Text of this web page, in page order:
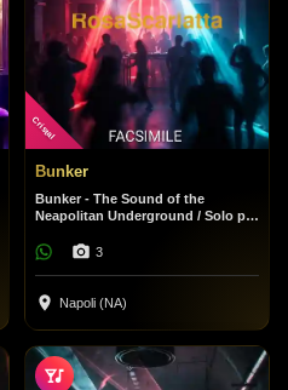
Cristal
Bunker
Bunker - The Sound of the
Neapolitan Underground / Solo per
fronzoli, solo beat.
3
Napoli (NA)